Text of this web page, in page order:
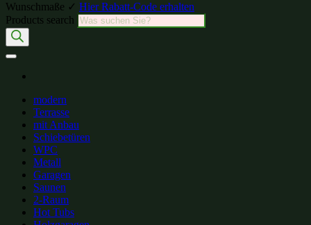
Wunschmaße ✓ Hier Rabatt-Code erhalten
Products search
modern
Terrasse
mit Anbau
Schiebetüren
WPC
Metall
Garagen
Saunen
2-Raum
Hot Tubs